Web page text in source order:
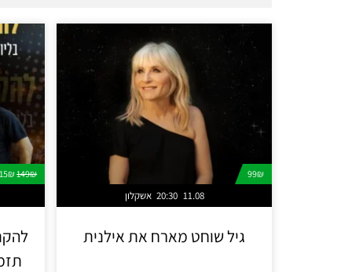
99₪
אשקלון 20:30 11.08
גיל שוחט מארח את אילנית
149₪
115₪